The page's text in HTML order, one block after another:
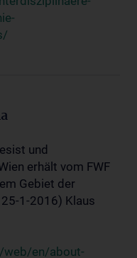
und
erhält vom FWF
Gebiet der
1-2016) Klaus
web/en/about-